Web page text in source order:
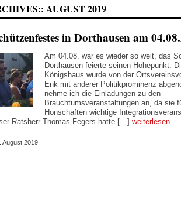
AUGUST 2019
in Dorthausen am
Am 04.08. war es wieder so weit, das
Dorthausen feierte seinen Höhepunkt.
Königshaus wurde von der
Enk mit anderer Politikprominenz
nehme ich die Einladungen zu den
Brauchtumsveranstaltungen an, da sie
Honschaften wichtige
Ratsherr Thomas Fegers hatte […] weiterlesen ...
August 2019